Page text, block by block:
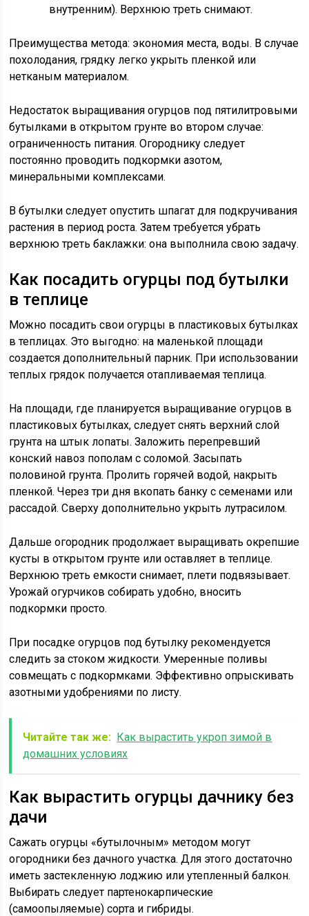
внутренним). Верхнюю треть снимают.
Преимущества метода: экономия места, воды. В случае
похолодания, грядку легко укрыть пленкой или
нетканым материалом.
Недостаток выращивания огурцов под пятилитровыми
бутылками в открытом грунте во втором случае:
ограниченность питания. Огороднику следует
постоянно проводить подкормки азотом,
минеральными комплексами.
В бутылки следует опустить шпагат для подкручивания
растения в период роста. Затем требуется убрать
верхнюю треть баклажки: она выполнила свою задачу.
Как посадить огурцы под бутылки
в теплице
Можно посадить свои огурцы в пластиковых бутылках
в теплицах. Это выгодно: на маленькой площади
создается дополнительный парник. При использовании
теплых грядок получается отапливаемая теплица.
На площади, где планируется выращивание огурцов в
пластиковых бутылках, следует снять верхний слой
грунта на штык лопаты. Заложить перепревший
конский навоз пополам с соломой. Засыпать
половиной грунта. Пролить горячей водой, накрыть
пленкой. Через три дня вкопать банку с семенами или
рассадой. Сверху дополнительно укрыть лутрасилом.
Дальше огородник продолжает выращивать окрепшие
кусты в открытом грунте или оставляет в теплице.
Верхнюю треть емкости снимает, плети подвязывает.
Урожай огурчиков собирать удобно, вносить
подкормки просто.
При посадке огурцов под бутылку рекомендуется
следить за стоком жидкости. Умеренные поливы
совмещать с подкормками. Эффективно опрыскивать
азотными удобрениями по листу.
Читайте так же: Как вырастить укроп зимой в
домашних условиях
Как вырастить огурцы дачнику без
дачи
Сажать огурцы «бутылочным» методом могут
огородники без дачного участка. Для этого достаточно
иметь застекленную лоджию или утепленный балкон.
Выбирать следует партенокарпические
(самоопыляемые) сорта и гибриды.